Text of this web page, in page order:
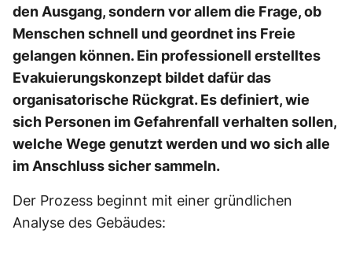
den Ausgang, sondern vor allem die Frage, ob
Menschen schnell und geordnet ins Freie
gelangen können. Ein professionell erstelltes
Evakuierungskonzept bildet dafür das
organisatorische Rückgrat. Es definiert, wie
sich Personen im Gefahrenfall verhalten sollen,
welche Wege genutzt werden und wo sich alle
im Anschluss sicher sammeln.
Der Prozess beginnt mit einer gründlichen
Analyse des Gebäudes: